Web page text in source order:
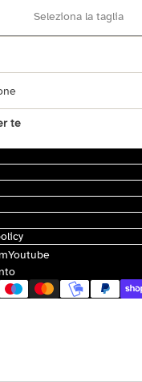
Seleziona la taglia
te
Youtube